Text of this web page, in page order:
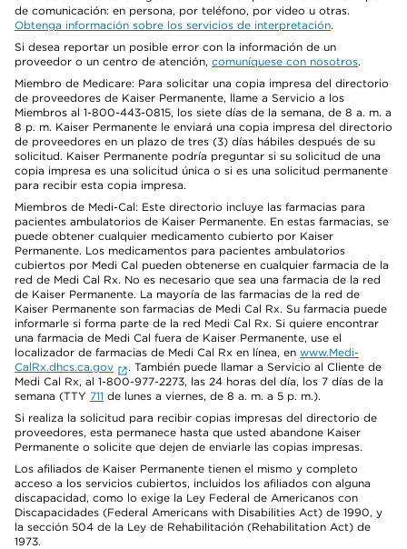
de comunicación: en persona, por teléfono, por video u otras.
Obtenga información sobre los servicios de interpretación.
Si desea reportar un posible error con la información de un
proveedor o un centro de atención, comuníquese con nosotros.
Miembro de Medicare: Para solicitar una copia impresa del directorio
de proveedores de Kaiser Permanente, llame a Servicio a los
Miembros al 1-800-443-0815, los siete días de la semana, de 8 a. m. a
8 p. m. Kaiser Permanente le enviará una copia impresa del directorio
de proveedores en un plazo de tres (3) días hábiles después de su
solicitud. Kaiser Permanente podría preguntar si su solicitud de una
copia impresa es una solicitud única o si es una solicitud permanente
para recibir esta copia impresa.
Miembros de Medi-Cal: Este directorio incluye las farmacias para
pacientes ambulatorios de Kaiser Permanente. En estas farmacias, se
puede obtener cualquier medicamento cubierto por Kaiser
Permanente. Los medicamentos para pacientes ambulatorios
cubiertos por Medi Cal pueden obtenerse en cualquier farmacia de la
red de Medi Cal Rx. No es necesario que sea una farmacia de la red
de Kaiser Permanente. La mayoría de las farmacias de la red de
Kaiser Permanente son farmacias de Medi Cal Rx. Su farmacia puede
informarle si forma parte de la red Medi Cal Rx. Si quiere encontrar
una farmacia de Medi Cal fuera de Kaiser Permanente, use el
localizador de farmacias de Medi Cal Rx en línea, en www.Medi-
CalRx.dhcs.ca.gov
. También puede llamar a Servicio al Cliente de
Medi Cal Rx, al 1-800-977-2273, las 24 horas del día, los 7 días de la
semana (TTY 711 de lunes a viernes, de 8 a. m. a 5 p. m.).
Si realiza la solicitud para recibir copias impresas del directorio de
proveedores, esta permanece hasta que usted abandone Kaiser
Permanente o solicite que dejen de enviarle las copias impresas.
Los afiliados de Kaiser Permanente tienen el mismo y completo
acceso a los servicios cubiertos, incluidos los afiliados con alguna
discapacidad, como lo exige la Ley Federal de Americanos con
Discapacidades (Federal Americans with Disabilities Act) de 1990, y
la sección 504 de la Ley de Rehabilitación (Rehabilitation Act) de
1973.